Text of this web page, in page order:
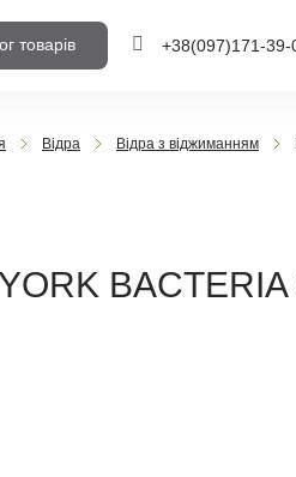
товарів +38(097)171-39-
Відра Відра з віджиманням